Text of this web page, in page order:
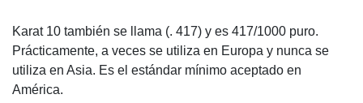
Karat 10 también se llama (. 417) y es 417/1000 puro.
Prácticamente, a veces se utiliza en Europa y nunca se
utiliza en Asia. Es el estándar mínimo aceptado en
América.